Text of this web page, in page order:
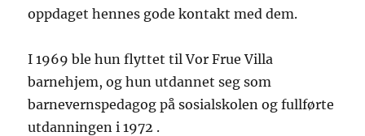
oppdaget hennes gode kontakt med dem.
I 1969 ble hun flyttet til Vor Frue Villa
barnehjem, og hun utdannet seg som
barnevernspedagog på sosialskolen og fullførte
utdanningen i 1972 .